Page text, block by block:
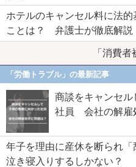
ホテルのキャンセル料に法
ことは？ 弁護士が徹底解説
「消費
「労働トラブル」の最新記事
商談をキャンセ
社員 会社の解雇
年子を理由に産休を断られ
泣き寝入りするしかない？